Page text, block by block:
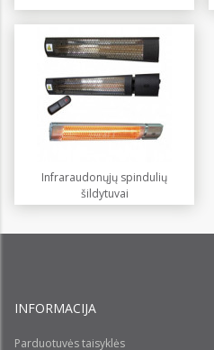
Infraraudonųjų spindulių
šildytuvai
INFORMACIJA
Parduotuvės taisyklės